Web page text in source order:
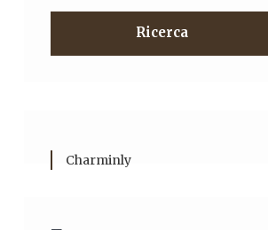
Ricerca
Charminly